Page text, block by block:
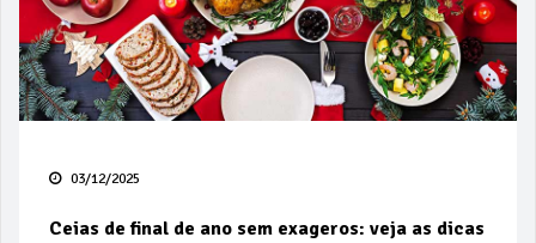
03/12/2025
Ceias de final de ano sem exageros: veja as dicas